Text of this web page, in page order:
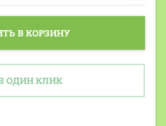
В КОРЗИНУ
ОДИН КЛИК